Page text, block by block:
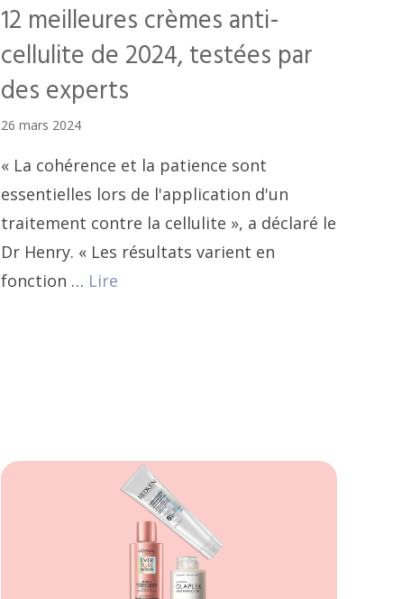
12 meilleures crèmes anti-
cellulite de 2024, testées par
des experts
26 mars 2024
« La cohérence et la patience sont
essentielles lors de l'application d'un
traitement contre la cellulite », a déclaré le
Dr Henry. « Les résultats varient en
fonction … Lire